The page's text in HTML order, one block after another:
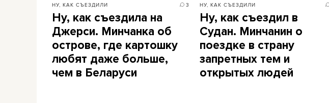
НУ, КАК СЪЕЗДИЛИ 3
Ну, как съездила на
Джерси. Минчанка об
острове, где картошку
любят даже больше,
чем в Беларуси
НУ, КАК СЪЕЗДИЛИ
Ну, как съездил в
Судан. Минчанин о
поездке в страну
запретных тем и
открытых людей